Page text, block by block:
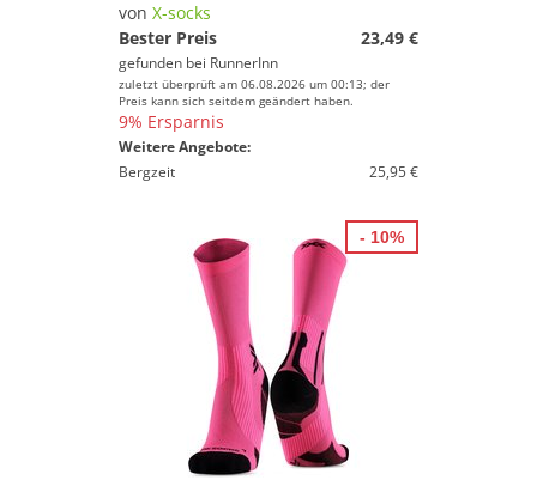
von X-socks
Bester Preis
23,49 €
gefunden bei RunnerInn
zuletzt überprüft am 06.08.2026 um 00:13; der
Preis kann sich seitdem geändert haben.
9% Ersparnis
Weitere Angebote:
Bergzeit
25,95 €
- 10%